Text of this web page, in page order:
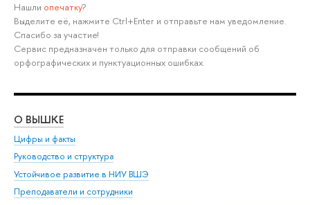
Нашли опечатку?
Выделите её, нажмите Ctrl+Enter и отправьте нам уведомление.
Спасибо за участие!
Сервис предназначен только для отправки сообщений об
орфографических и пунктуационных ошибках.
О ВЫШКЕ
Цифры и факты
Руководство и структура
Устойчивое развитие в НИУ ВШЭ
Преподаватели и сотрудники